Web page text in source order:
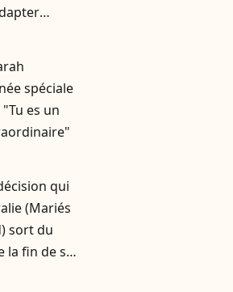
spéciale
es un
qui
(Mariés
sort du
fin de son